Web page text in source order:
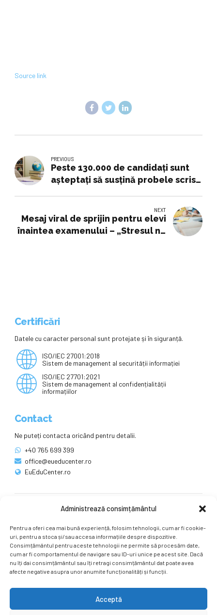
Administrează consimțământul
Pentru a oferi cea mai bună experiență, folosim tehnologii, cum ar fi cookie-
uri, pentru a stoca și/sau accesa informațiile despre dispozitive.
Consimțământul pentru aceste tehnologii ne permite să procesăm date,
cum ar fi comportamentul de navigare sau ID-uri unice pe acest site. Dacă
nu îți dai consimțământul sau îți retragi consimțământul dat poate avea
afecte negative asupra unor anumite funcționalități și funcții.
Acceptă
Source link
PREVIOUS
Peste 130.000 de candidaţi sunt
așteptați să susțină probele scrise
NEXT
Mesaj viral de sprijin pentru elevi
înaintea examenului – „Stresul nu
Certificări
Datele cu caracter personal sunt protejate și în siguranță.
ISO/IEC 27001:2018
Sistem de management al securității informației
ISO/IEC 27701:2021
Sistem de management al confidențialității
informațiilor
Contact
Ne puteți contacta oricând pentru detalii.
+40 765 699 399
office@eueducenter.ro
EuEduCenter.ro
Ne puteți găsi și pe rețelele sociale.